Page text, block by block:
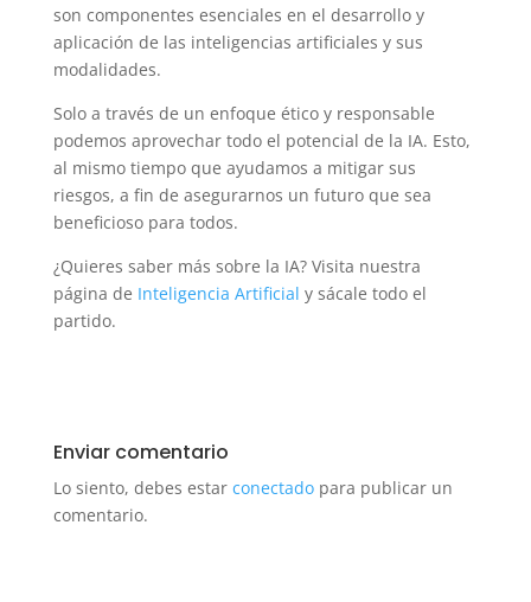
son componentes esenciales en el desarrollo y
aplicación de las inteligencias artificiales y sus
modalidades.
Solo a través de un enfoque ético y responsable
podemos aprovechar todo el potencial de la IA. Esto,
al mismo tiempo que ayudamos a mitigar sus
riesgos, a fin de asegurarnos un futuro que sea
beneficioso para todos.
¿Quieres saber más sobre la IA? Visita nuestra
página de Inteligencia Artificial y sácale todo el
partido.
Enviar comentario
Lo siento, debes estar conectadopara publicar un
comentario.